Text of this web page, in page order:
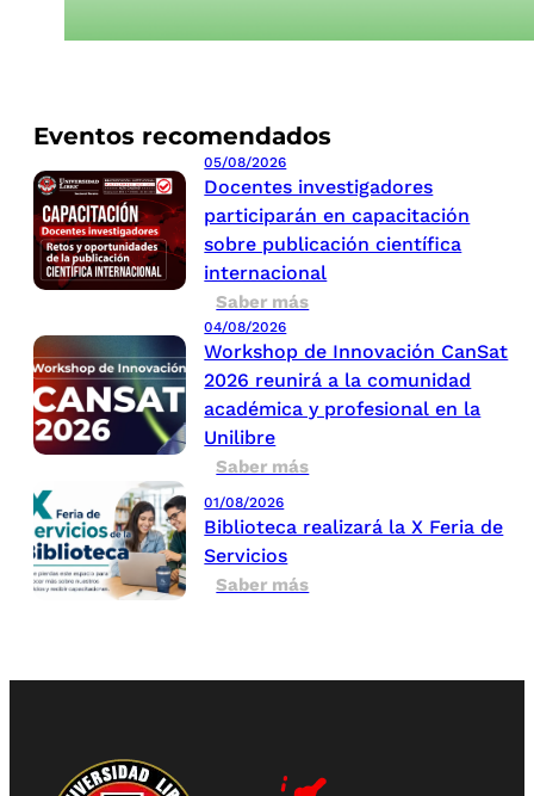
Eventos recomendados
05/08/2026
Docentes investigadores
participarán en capacitación
sobre publicación científica
internacional
Saber más
04/08/2026
Workshop de Innovación CanSat
2026 reunirá a la comunidad
académica y profesional en la
Unilibre
Saber más
01/08/2026
Biblioteca realizará la X Feria de
Servicios
Saber más